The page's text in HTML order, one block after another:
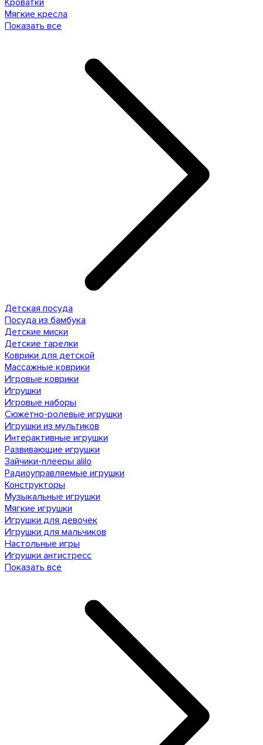
Кроватки
Мягкие кресла
Показать все
Детская посуда
Посуда из бамбука
Детские миски
Детские тарелки
Коврики для детской
Массажные коврики
Игровые коврики
Игрушки
Игровые наборы
Сюжетно-ролевые игрушки
Игрушки из мультиков
Интерактивные игрушки
Развивающие игрушки
Зайчики-плееры alilo
Радиоуправляемые игрушки
Конструкторы
Музыкальные игрушки
Мягкие игрушки
Игрушки для девочек
Игрушки для мальчиков
Настольные игры
Игрушки антистресс
Показать все